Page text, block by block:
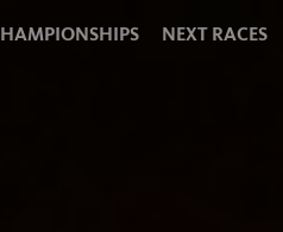
NEXT RACES